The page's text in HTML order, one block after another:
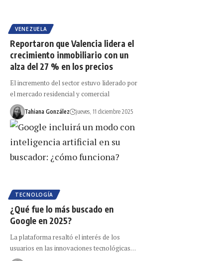
VENEZUELA
Reportaron que Valencia lidera el
crecimiento inmobiliario con un
alza del 27 % en los precios
El incremento del sector estuvo liderado por
el mercado residencial y comercial
Tahiana González jueves, 11 diciembre 2025
TECNOLOGÍA
¿Qué fue lo más buscado en
Google en 2025?
La plataforma resaltó el interés de los
usuarios en las innovaciones tecnológicas…